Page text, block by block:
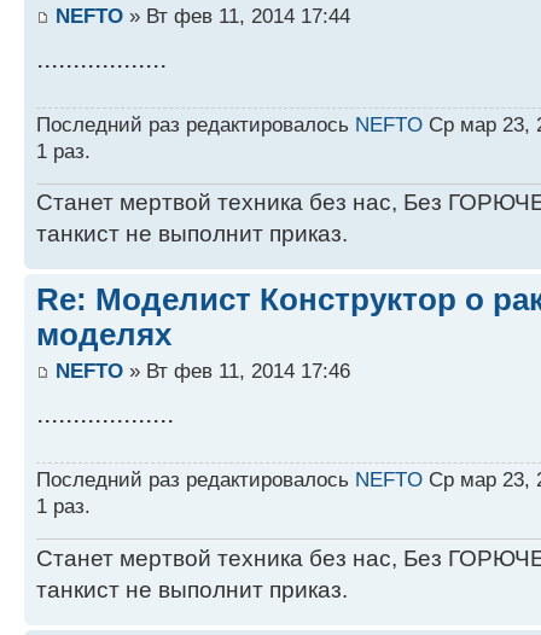
NEFTO » Вт фев 11, 2014 17:44
..................
Последний раз редактировалось NEFTO Ср мар 23,
1 раз.
Станет мертвой техника без нас, Без
танкист не выполнит приказ.
Re: Моделист Конструктор о
моделях
NEFTO » Вт фев 11, 2014 17:46
...................
Последний раз редактировалось NEFTO Ср мар 23,
1 раз.
Станет мертвой техника без нас, Без
танкист не выполнит приказ.